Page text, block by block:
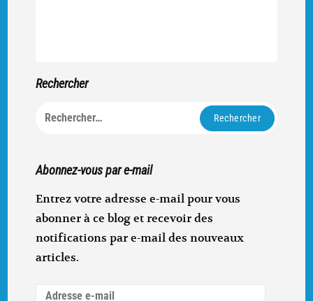
Rechercher
Rechercher :
Abonnez-vous par e-mail
Entrez votre adresse e-mail pour vous
abonner à ce blog et recevoir des
notifications par e-mail des nouveaux
articles.
Adresse